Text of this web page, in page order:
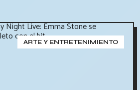
ARTE Y ENTRETENIMIENTO